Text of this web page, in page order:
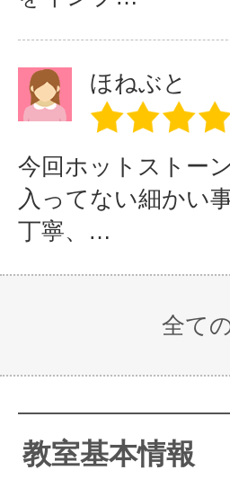
セラピストが講
師なので、ブラ
ッシュアップ会
などでは新しい
情報を共有でき
ます。
講
ま
る内容を、受講生
掛けています。
ほねぶと
今回ホットストー
入ってない細かい
丁寧、…
全て
教室基本情報